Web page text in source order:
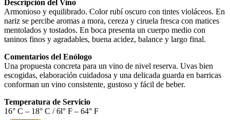
Descripción del Vino
Armonioso y equilibrado. Color rubí oscuro con tintes violáceos. En
nariz se percibe aromas a mora, cereza y ciruela fresca con matices
mentolados y tostados. En boca presenta un cuerpo medio con
taninos finos y agradables, buena acidez, balance y largo final.
Comentarios del Enólogo
Una propuesta concreta para un vino de nivel reserva. Uvas bien
escogidas, elaboración cuidadosa y una delicada guarda en barricas
conforman un vino consistente, gustoso y fácil de beber.
Temperatura de Servicio
16° C – 18° C / 6l° F – 64° F